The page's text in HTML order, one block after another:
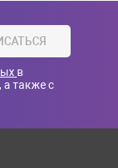
в
, а также с